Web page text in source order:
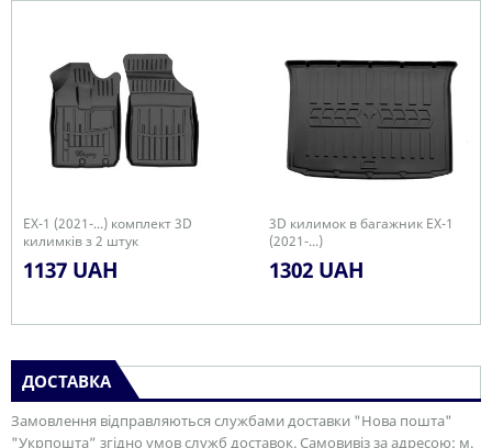
EX-1 (2021-...) комплект 3D
килимків з 2 штук
1137 UAH
3D килимок в багажник EX-1
(2021-...)
1302 UAH
ДОСТАВКА
Замовлення відправляються службами доставки "Нова пошта"
"Укрпошта” згідно умов служб доставок. Самовивіз за адресою: м.